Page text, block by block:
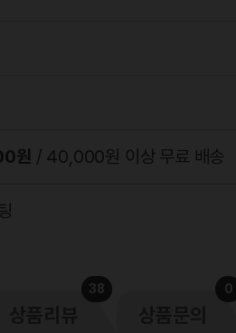
원 / 40,000원 이상 무료 배송
38 0